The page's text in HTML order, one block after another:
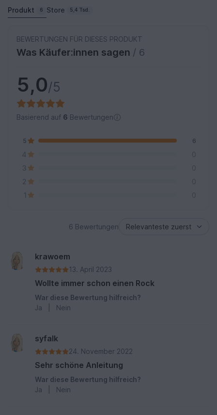
Produkt 6 Store 5,4 Tsd.
BEWERTUNGEN FÜR DIESES PRODUKT
Was Käufer:innen sagen / 6
5,0/5
Basierend auf 6 Bewertungen
5 6
4
0
3
0
2
0
1
0
6 Bewertungen
krawoem
13. April 2023
Wollte immer schon einen Rock
War diese Bewertung hilfreich?
Ja
Nein
syfalk
24. November 2022
Sehr schöne Anleitung
War diese Bewertung hilfreich?
Ja
Nein